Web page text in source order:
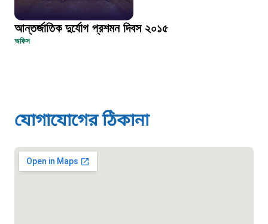
১০২
দুর্যোগের আগাম বার্তা
১০৯৮
শিশু সহায়তা লাইন
আন্তর্জাতিক দুর্যোগ প্রশমন দিবস ২০১৫
অফিস
যোগাযোগের ঠিকানা